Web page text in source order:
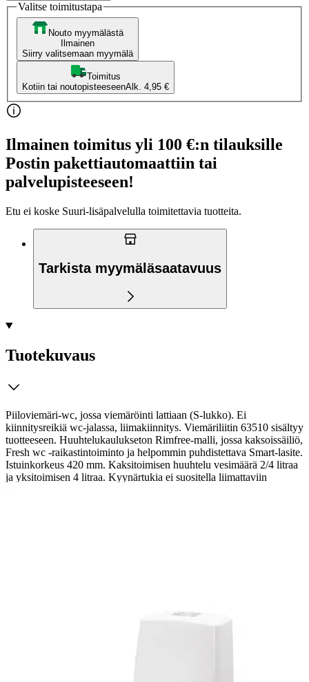
Valitse toimitustapa
Nouto myymälästä
Ilmainen
Siirry valitsemaan myymälä
Toimitus
Kotiin tai noutopisteeseenAlk. 4,95 €
Ilmainen toimitus yli 100 €:n tilauksille
Postin pakettiautomaattiin tai
palvelupisteeseen!
Etu ei koske Suuri‑lisäpalvelulla toimitettavia tuotteita.
Tarkista myymäläsaatavuus
Tuotekuvaus
Piiloviemäri-wc, jossa viemäröinti lattiaan (S-lukko). Ei
kiinnitysreikiä wc-jalassa, liimakiinnitys. Viemäriliitin 63510 sisältyy
tuotteeseen. Huuhtelukaulukseton Rimfree-malli, jossa kaksoissäiliö,
Fresh wc -raikastintoiminto ja helpommin puhdistettava Smart-lasite.
Istuinkorkeus 420 mm. Kaksitoimisen huuhtelu vesimäärä 2/4 litraa
ja yksitoimisen 4 litraa. Kyynärtukia ei suositella liimattaviin